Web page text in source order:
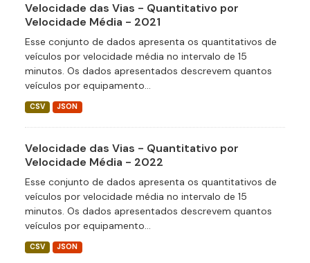
Velocidade das Vias - Quantitativo por
Velocidade Média - 2021
Esse conjunto de dados apresenta os quantitativos de
veículos por velocidade média no intervalo de 15
minutos. Os dados apresentados descrevem quantos
veículos por equipamento...
CSV JSON
Velocidade das Vias - Quantitativo por
Velocidade Média - 2022
Esse conjunto de dados apresenta os quantitativos de
veículos por velocidade média no intervalo de 15
minutos. Os dados apresentados descrevem quantos
veículos por equipamento...
CSV JSON